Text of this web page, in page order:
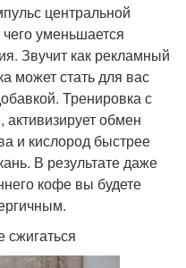
центральной
уменьшается
Звучит как рекламный
может стать для вас
Тренировка с
обмен
и кислород быстрее
В результате даже
кофе вы будете